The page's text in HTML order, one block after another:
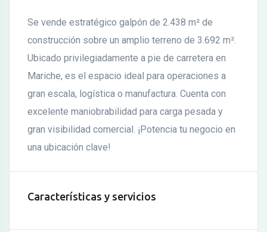
Se vende estratégico galpón de 2.438 m² de
construcción sobre un amplio terreno de 3.692 m².
Ubicado privilegiadamente a pie de carretera en
Mariche, es el espacio ideal para operaciones a
gran escala, logística o manufactura. Cuenta con
excelente maniobrabilidad para carga pesada y
gran visibilidad comercial. ¡Potencia tu negocio en
una ubicación clave!
Características y servicios